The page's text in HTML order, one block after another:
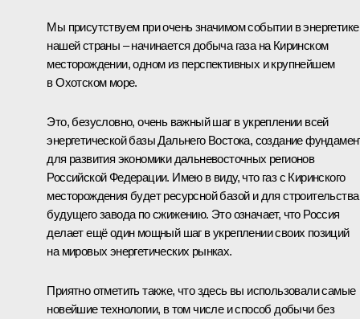
Мы присутствуем при очень значимом событии в энергетике
нашей страны – начинается добыча газа на Киринском
месторождении, одном из перспективных и крупнейшем
в Охотском море.
Это, безусловно, очень важный шаг в укреплении всей
энергетической базы Дальнего Востока, создание
для развития экономики дальневосточных регионов
Российской Федерации. Имею в виду, что газ с Киринского
месторождения будет ресурсной базой и для строительства
будущего завода по сжижению. Это означает, что Россия
делает ещё один мощный шаг в укреплении своих позиций
на мировых энергетических рынках.
Приятно отметить также, что здесь вы использовали самые
новейшие технологии, в том числе и способ добычи без